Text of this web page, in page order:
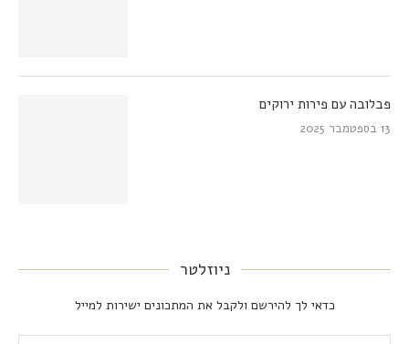
פבלובה עם פירות ירוקים
13 בספטמבר 2025
ניוזלטר
כדאי לך להירשם ולקבל את המתכונים ישירות למייל